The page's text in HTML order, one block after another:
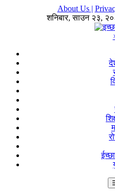
About Us |
शनिबार,साउन २३,